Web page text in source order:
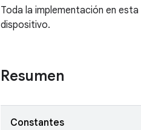
Toda la implementación en
dispositivo.
Resumen
Constantes